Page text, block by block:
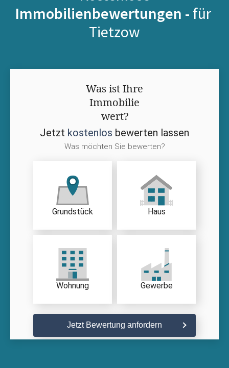
Immobilienbewertungen - für
Tietzow
Was ist Ihre
Immobilie
wert?
Jetzt kostenlos bewerten lassen
Was möchten Sie bewerten?
Grundstück Haus
Wohnung Gewerbe
Jetzt Bewertung anfordern